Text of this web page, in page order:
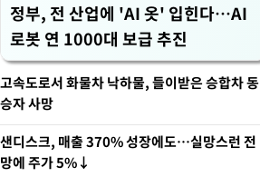
정부, 전 산업에 'AI 옷' 입힌다…AI
로봇 연 1000대 보급 추진
고속도로서 화물차 낙하물, 들이받은 승합차 동
승자 사망
샌디스크, 매출 370% 성장에도…실망스런 전
망에 주가 5%↓